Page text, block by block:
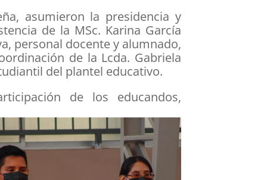
asumieron la presidencia y
de la MSc. Karina García
personal docente y alumnado,
de la Lcda. Gabriela
del plantel educativo.
de los educandos,